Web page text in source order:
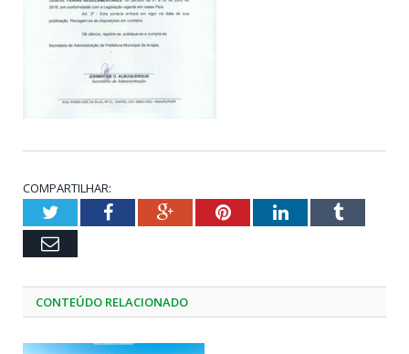
COMPARTILHAR:
TwitterFacebookGoogle+PinterestLinkedInTumblr
Email
CONTEÚDO RELACIONADO